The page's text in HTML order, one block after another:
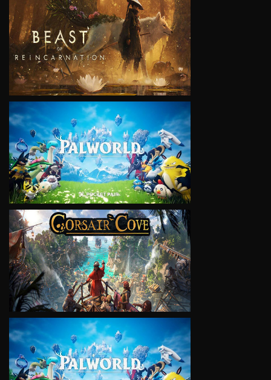
VIEW
VIEW
VIEW
VIEW